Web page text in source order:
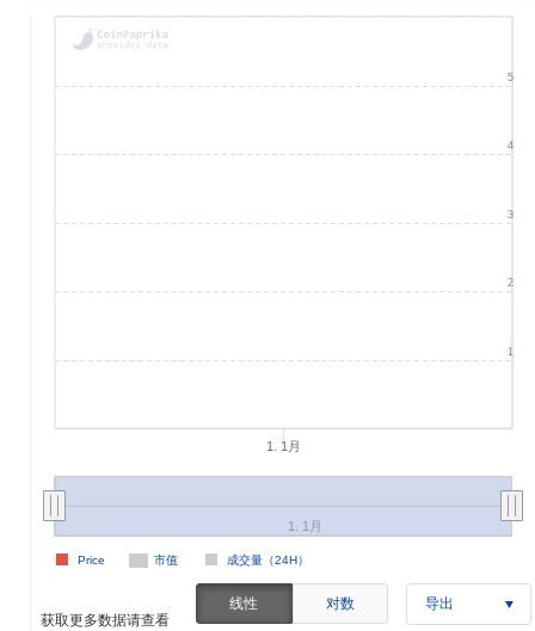
1. 1月
市值 成交量（24H）
Price
1. 1月
1
2
3
4
5
获取更多数据请查看
线性 对数 导出